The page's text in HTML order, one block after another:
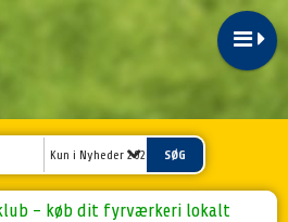
Kun i Nyheder 2025
– køb dit fyrværkeri lokalt